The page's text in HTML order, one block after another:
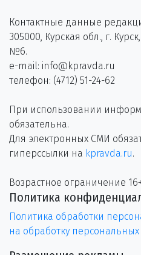
Контактные данные
305000, Курская обл., г.
№6.
e-mail: info@kpravda.ru
телефон: (4712) 51-24-62
При использовании
обязательна.
Для электронных СМИ
гиперссылки на kpravda.ru.
Возрастное ограничение
Политика
Политика обработки
на обработку